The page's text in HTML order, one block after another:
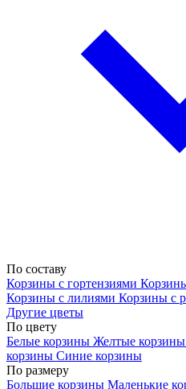
По составу
Корзины с гортензиями
Корзины с лилиями Корзины с
Другие цветы
По цвету
Белые корзины Желтые корзины
корзины Синие корзины
По размеру
Большие корзины Маленькие